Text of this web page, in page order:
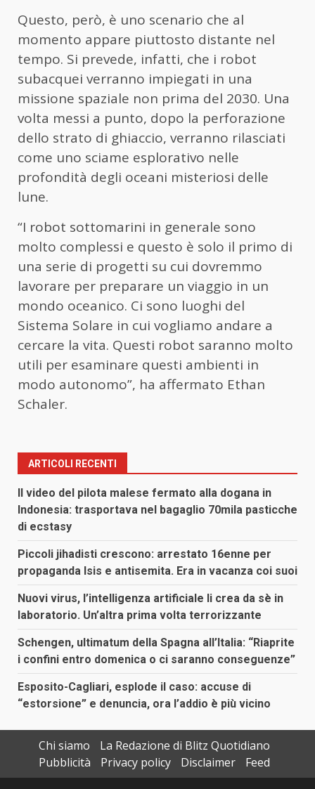
Questo, però, è uno scenario che al
momento appare piuttosto distante nel
tempo. Si prevede, infatti, che i robot
subacquei verranno impiegati in una
missione spaziale non prima del 2030. Una
volta messi a punto, dopo la perforazione
dello strato di ghiaccio, verranno rilasciati
come uno sciame esplorativo nelle
profondità degli oceani misteriosi delle
lune.
“I robot sottomarini in generale sono
molto complessi e questo è solo il primo di
una serie di progetti su cui dovremmo
lavorare per preparare un viaggio in un
mondo oceanico. Ci sono luoghi del
Sistema Solare in cui vogliamo andare a
cercare la vita. Questi robot saranno molto
utili per esaminare questi ambienti in
modo autonomo”, ha affermato Ethan
Schaler.
ARTICOLI RECENTI
Il video del pilota malese fermato alla dogana in
Indonesia: trasportava nel bagaglio 70mila pasticche
di ecstasy
Piccoli jihadisti crescono: arrestato 16enne per
propaganda Isis e antisemita. Era in vacanza coi suoi
Nuovi virus, l’intelligenza artificiale li crea da sè in
laboratorio. Un’altra prima volta terrorizzante
Schengen, ultimatum della Spagna all’Italia: “Riaprite
i confini entro domenica o ci saranno conseguenze”
Esposito-Cagliari, esplode il caso: accuse di
“estorsione” e denuncia, ora l’addio è più vicino
Chi siamo
La Redazione di Blitz Quotidiano
Pubblicità
Privacy policy Disclaimer
Feed